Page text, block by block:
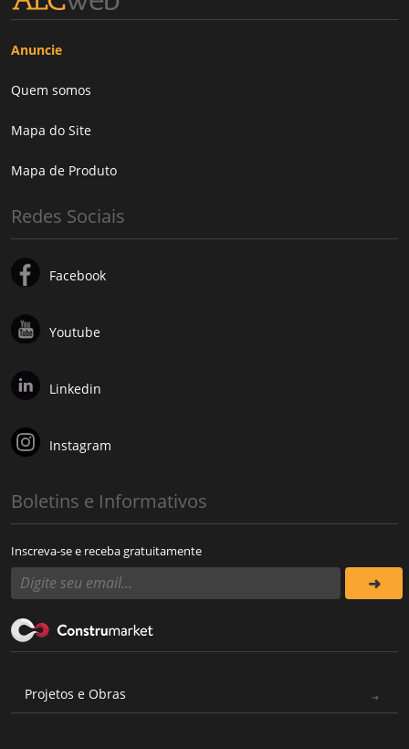
Anuncie
Quem somos
Mapa do Site
Mapa de Produto
Redes Sociais
Facebook
Youtube
Linkedin
Instagram
Boletins e Informativos
Inscreva-se e receba gratuitamente
Projetos e Obras